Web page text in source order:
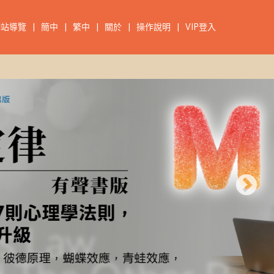
導覽 | 簡中 | 繁中 | 關於 | 操作說明 | VIP登入